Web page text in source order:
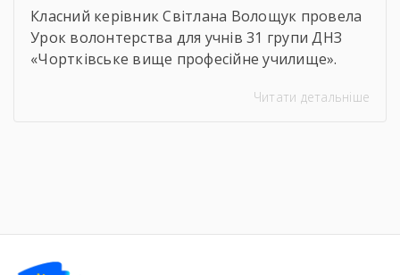
Класний керівник Світлана Волощук провела
Урок волонтерства для учнів 31 групи ДНЗ
«Чортківське вище професійне училище».
урок відбувся онлайн, у живому спілкуванні, з
Читати детальніше